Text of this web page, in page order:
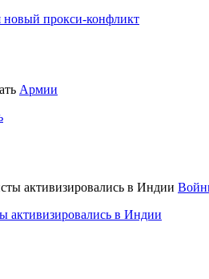
новый прокси-конфликт
Армии
активизировались в Индии